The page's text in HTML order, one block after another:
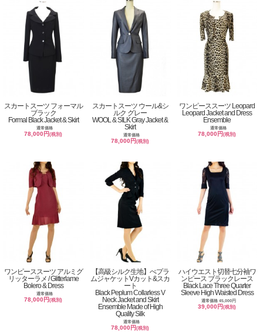
スカートスーツ フォーマル
ブラック
Formal Black Jacket & Skirt
通常価格
78,000円(税別)
スカートスーツ ウール&シ
ルク グレー
WOOL & SILK Gray Jacket &
Skirt
通常価格
78,000円(税別)
ワンピーススーツ Leopard
Leopard Jacket and Dress
Ensemble
通常価格
78,000円(税別)
ワンピーススーツ アルミグ
リッターラメ / Glitterlame
Bolero & Dress
通常価格
78,000円(税別)
【高級シルク生地】ぺプラ
ムジャケットVカット&スカ
ート
Black Peplum Collarless V
Neck Jacket and Skirt
Ensemble Made of High
Quality Silk
通常価格
78,000円(税別)
ハイウエスト切替七分袖ワ
ンピース ブラックレース
Black Lace Three Quarter
Sleeve High Waisted Dress
通常価格 45,000円
39,000円(税別)